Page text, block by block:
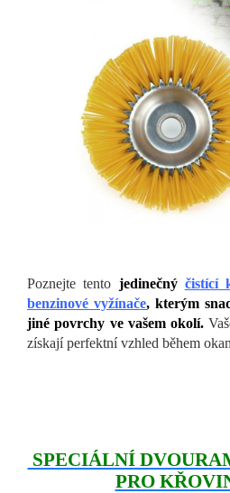
Poznejte tento jedinečný čistící
benzinové vyžínače, kterým
jiné povrchy ve vašem okolí.
získají perfektní vzhled během
SPECIÁLNÍ
PRO